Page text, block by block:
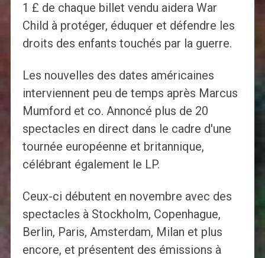
1 £ de chaque billet vendu aidera War
Child à protéger, éduquer et défendre les
droits des enfants touchés par la guerre.
Les nouvelles des dates américaines
interviennent peu de temps après Marcus
Mumford et co. Annoncé plus de 20
spectacles en direct dans le cadre d'une
tournée européenne et britannique,
célébrant également le LP.
Ceux-ci débutent en novembre avec des
spectacles à Stockholm, Copenhague,
Berlin, Paris, Amsterdam, Milan et plus
encore, et présentent des émissions à